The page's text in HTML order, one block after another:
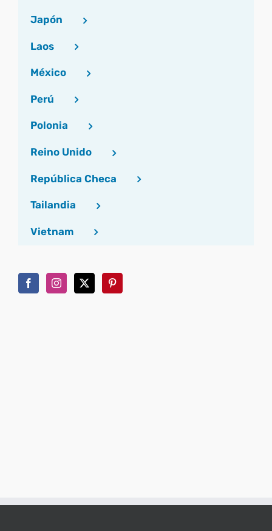
Japón
Laos
México
Perú
Polonia
Reino Unido
República Checa
Tailandia
Vietnam